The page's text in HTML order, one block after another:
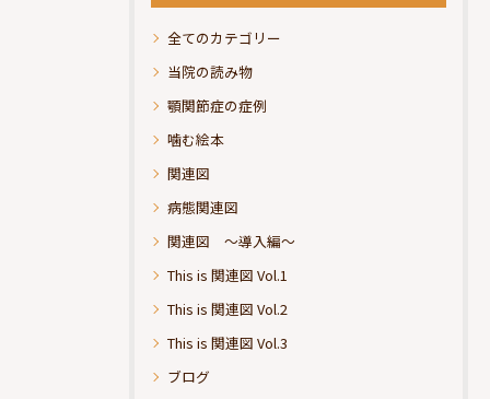
全てのカテゴリー
当院の読み物
顎関節症の症例
噛む絵本
関連図
病態関連図
関連図 ～導入編～
This is 関連図 Vol.1
This is 関連図 Vol.2
This is 関連図 Vol.3
ブログ